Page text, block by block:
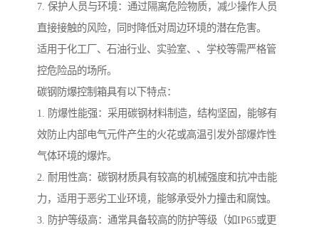
7. 保护人员与环境：通过隔离危险物质，减少操作人员
直接接触的风险，同时降低对周边环境的潜在危害。
适用于化工厂、石油行业、实验室、、学校等需严格管
控危险品的场所。
碳钢防爆控制箱具有以下特点：
1. 防爆性能强：采用碳钢材料制造，结构坚固，能够有
效防止内部电气元件产生的火花或高温引发外部爆炸性
气体环境的爆炸。
2. 耐用性高：碳钢材质具有较高的机械强度和抗冲击能
力，适用于恶劣工业环境，能够承受外力撞击和腐蚀。
3. 防护等级高：通常具备较高的防护等级（如IP65或更